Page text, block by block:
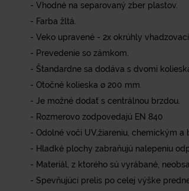
- Vhodné na separovaný zber plastov.
- Farba žltá.
- Veko upravené - 2x okrúhly
- Prevedenie so zámkom.
- Štandardne sa dodáva s dvomi
- Otočné kolieska ø 200 mm.
- Je možné dodať s centrálnou brzdou.
- Rozmerovo zodpovedajú EN 840
- Odolné voči UV,žiareniu, chemickým
- Hladké plochy zabraňujú nalepeniu
- Materiál, z ktorého sú vyrábané,
- Spevňujúci prelis po celej výške